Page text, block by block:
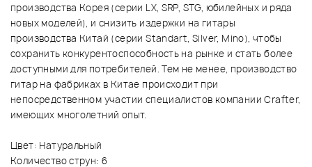
производства Корея (серии LX, SRP, STG, юбилейных и ряда
новых моделей), и снизить издержки на гитары
производства Китай (серии Standart, Silver, Mino), чтобы
сохранить конкурентоспособность на рынке и стать более
доступными для потребителей. Тем не менее, производство
гитар на фабриках в Китае происходит при
непосредственном участии специалистов компании Crafter,
имеющих многолетний опыт.
Цвет: Натуральный
Количество струн: 6